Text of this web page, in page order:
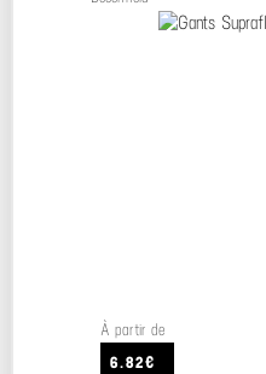
À partir de
6.82€